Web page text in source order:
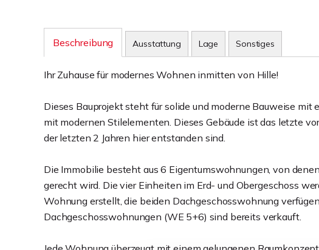
Beschreibung Ausstattung Lage Sonstiges
Ihr Zuhause für modernes Wohnen inmitten von Hille!
Dieses Bauprojekt steht für solide und moderne Bauweise
mit modernen Stilelementen. Dieses Gebäude ist das letzte
der letzten 2 Jahren hier entstanden sind.
Die Immobilie besteht aus 6 Eigentumswohnungen, von
gerecht wird. Die vier Einheiten im Erd- und Obergeschoss
Wohnung erstellt, die beiden Dachgeschosswohnung
Dachgeschosswohnungen (WE 5+6) sind bereits verkauft.